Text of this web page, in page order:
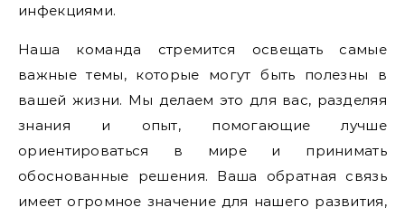
инфекциями.
Наша команда стремится освещать самые
важные темы, которые могут быть полезны в
вашей жизни. Мы делаем это для вас, разделяя
знания и опыт, помогающие лучше
ориентироваться в мире и принимать
обоснованные решения. Ваша обратная связь
имеет огромное значение для нашего развития,